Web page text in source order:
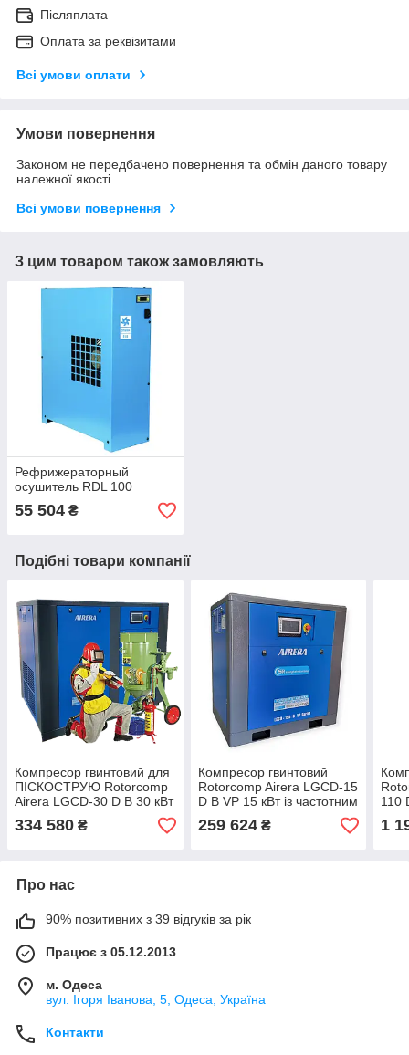
Післяплата
Оплата за реквізитами
Всі умови оплати
Умови повернення
Законом не передбачено повернення та обмін даного товару
належної якості
Всі умови повернення
З цим товаром також замовляють
Рефрижераторный
осушитель RDL 100
55 504 ₴
Подібні товари компанії
Компресор гвинтовий для
ПІСКОСТРУЮ Rotorcomp
Airera LGCD-30 D B 30 кВт
334 580 ₴
Компресор гвинтовий
Rotorcomp Airera LGCD-15
D B VP 15 кВт із частотним
тяжких умов! IP55
259 624₴
110
1
Про нас
90% позитивних з 39 відгуків за рік
Працює з 05.12.2013
м. Одеса
вул. Ігоря Іванова, 5, Одеса, Україна
Контакти